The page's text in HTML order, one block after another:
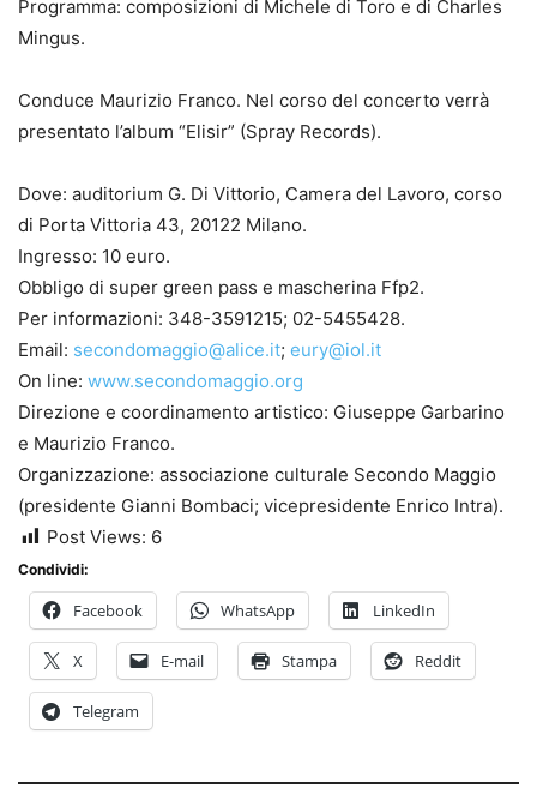
Programma: composizioni di Michele di Toro e di Charles
Mingus.
Conduce Maurizio Franco. Nel corso del concerto verrà
presentato l’album “Elisir” (Spray Records).
Dove: auditorium G. Di Vittorio, Camera del Lavoro, corso
di Porta Vittoria 43, 20122 Milano.
Ingresso: 10 euro.
Obbligo di super green pass e mascherina Ffp2.
Per informazioni: 348-3591215; 02-5455428.
Email: secondomaggio@alice.it; eury@iol.it
On line: www.secondomaggio.org
Direzione e coordinamento artistico: Giuseppe Garbarino
e Maurizio Franco.
Organizzazione: associazione culturale Secondo Maggio
(presidente Gianni Bombaci; vicepresidente Enrico Intra).
Post Views: 6
Condividi:
Facebook WhatsApp LinkedIn
X E-mail Stampa Reddit
Telegram